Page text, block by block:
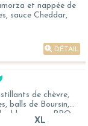
et nappée de
sauce Cheddar,
DÉTAIL
de chèvre,
balls de Boursin,
sauce BBQ
XL